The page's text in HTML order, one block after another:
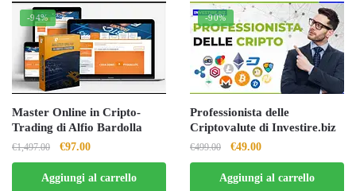
-94%
Master Online in Cripto-
Trading di Alfio Bardolla
€1,497.00
Il
prezzo
originale
€97.00Il
prezzo
attuale
Aggiungi al carrello
-90%
Professionista delle
Criptovalute di Investire.biz
€499.00
Il
prezzo
originale
€49.00Il
prezzo
attuale
Aggiungi al carrello